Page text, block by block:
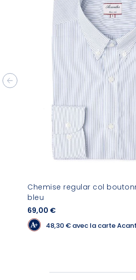
Chemise regular col
bleu
69,00 €
48,30 € avec la carte